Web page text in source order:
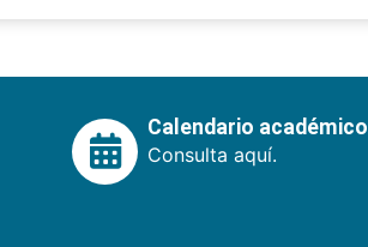
Calendario académico
Consulta aquí.